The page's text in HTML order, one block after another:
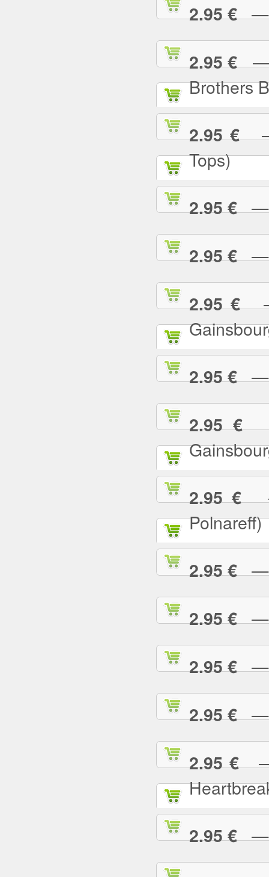
2.95 €—
2.95 €—
Brothers
2.95 €—
Tops)
2.95 €—
2.95 €—
2.95 €—
2.95 €—
2.95 €—
2.95 €—
Polnareff)
2.95 €—
2.95 €—
2.95 €—
2.95 €—
2.95 €—
2.95 €—